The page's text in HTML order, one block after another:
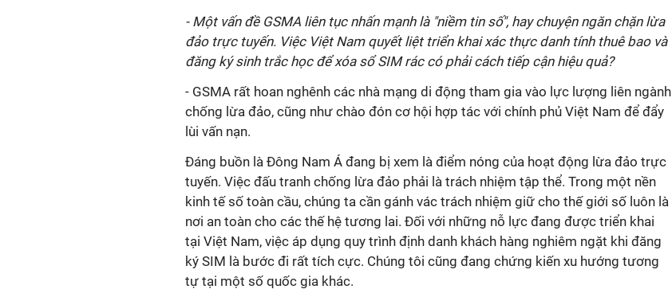
- Một vấn đề GSMA liên tục nhấn mạnh là "niềm tin số", hay chuyện ngăn chặn lừa
đảo trực tuyến. Việc Việt Nam quyết liệt triển khai xác thực danh tính thuê bao và
đăng ký sinh trắc học để xóa sổ SIM rác có phải cách tiếp cận hiệu quả?
- GSMA rất hoan nghênh các nhà mạng di động tham gia vào lực lượng liên ngành
chống lừa đảo, cũng như chào đón cơ hội hợp tác với chính phủ Việt Nam để đẩy
lùi vấn nạn.
Đáng buồn là Đông Nam Á đang bị xem là điểm nóng của hoạt động lừa đảo trực
tuyến. Việc đấu tranh chống lừa đảo phải là trách nhiệm tập thể. Trong một nền
kinh tế số toàn cầu, chúng ta cần gánh vác trách nhiệm giữ cho thế giới số luôn là
nơi an toàn cho các thế hệ tương lai. Đối với những nỗ lực đang được triển khai
tại Việt Nam, việc áp dụng quy trình định danh khách hàng nghiêm ngặt khi đăng
ký SIM là bước đi rất tích cực. Chúng tôi cũng đang chứng kiến xu hướng tương
tự tại một số quốc gia khác.